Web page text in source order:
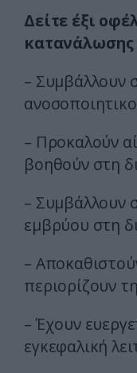
Δείτε έξι
– Συμβάλλουν
– Προκαλούν
βοηθούν στη
– Συμβάλλουν
εμβρύου στη
–
περιορίζουν
– Έχουν
εγκεφαλική